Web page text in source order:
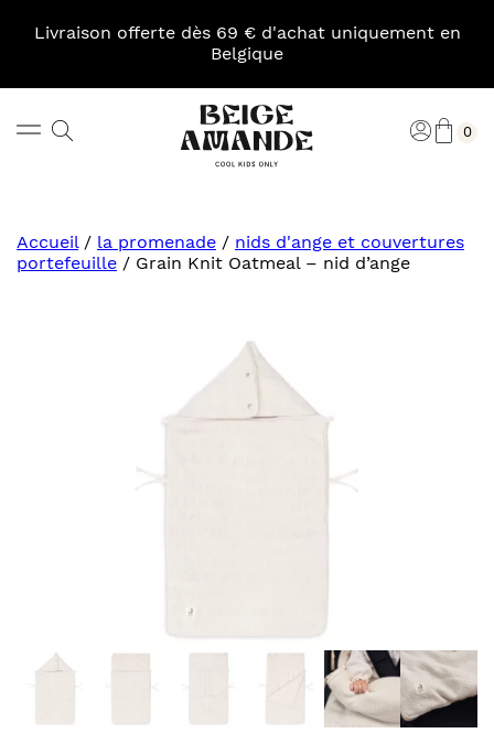
Livraison offerte dès 69 € d'achat uniquement en
Belgique
Rechercher 0
Accueil/ la promenade / nids d'ange et couvertures
portefeuille / Grain Knit Oatmeal – nid d’ange